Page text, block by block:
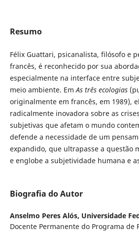
Resumo
Félix Guattari, psicanalista, filósofo e
francês, é reconhecido por sua
especialmente na interface entre
meio ambiente. EmAs três ecologias
originalmente em francês, em 1989),
radicalmente inovadora sobre as
subjetivas que afetam o mundo
defende a necessidade de um
expandido, que ultrapasse a questão
e englobe a subjetividade humana e
Biografia do Autor
Anselmo Peres Alós, Universidade
Docente Permanente do Programa de